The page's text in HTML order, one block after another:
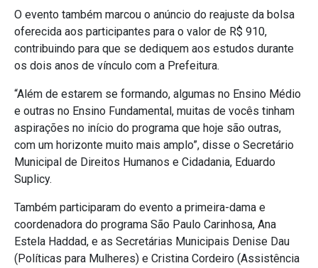
O evento também marcou o anúncio do reajuste da bolsa
oferecida aos participantes para o valor de R$ 910,
contribuindo para que se dediquem aos estudos durante
os dois anos de vínculo com a Prefeitura.
“Além de estarem se formando, algumas no Ensino Médio
e outras no Ensino Fundamental, muitas de vocês tinham
aspirações no início do programa que hoje são outras,
com um horizonte muito mais amplo”, disse o Secretário
Municipal de Direitos Humanos e Cidadania, Eduardo
Suplicy.
Também participaram do evento a primeira-dama e
coordenadora do programa São Paulo Carinhosa, Ana
Estela Haddad, e as Secretárias Municipais Denise Dau
(Políticas para Mulheres) e Cristina Cordeiro (Assistência